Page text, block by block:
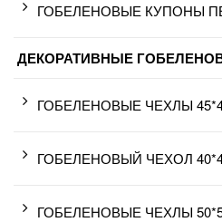
ГОБЕЛЕНОВЫЕ КУПОНЫ
ДЕКОРАТИВНЫЕ
ГОБЕЛЕНОВЫЕ ЧЕХЛЫ
ГОБЕЛЕНОВЫЙ ЧЕХОЛ
ГОБЕЛЕНОВЫЕ ЧЕХЛЫ